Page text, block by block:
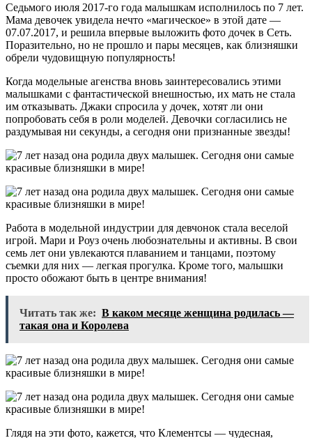
Седьмого июля 2017-го года малышкам исполнилось по 7 лет.
Мама девочек увидела нечто «магическое» в этой дате —
07.07.2017, и решила впервые выложить фото дочек в Сеть.
Поразительно, но не прошло и пары месяцев, как близняшки
обрели чудовищную популярность!
Когда модельные агенства вновь заинтересовались этими
малышками с фантастической внешностью, их мать не стала
им отказывать. Джаки спросила у дочек, хотят ли они
попробовать себя в роли моделей. Девочки согласились не
раздумывая ни секунды, а сегодня они признанные звезды!
Работа в модельной индустрии для девчонок стала веселой
игрой. Мари и Роуз очень любознательны и активны. В свои
семь лет они увлекаются плаванием и танцами, поэтому
съемки для них — легкая прогулка. Кроме того, малышки
просто обожают быть в центре внимания!
Читать так же: В каком месяце женщина родилась —
такая она и Королева
Глядя на эти фото, кажется, что Клементсы — чудесная,